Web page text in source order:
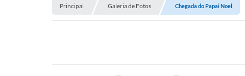
Principal Galeria de Fotos Chegada do Papai Noel